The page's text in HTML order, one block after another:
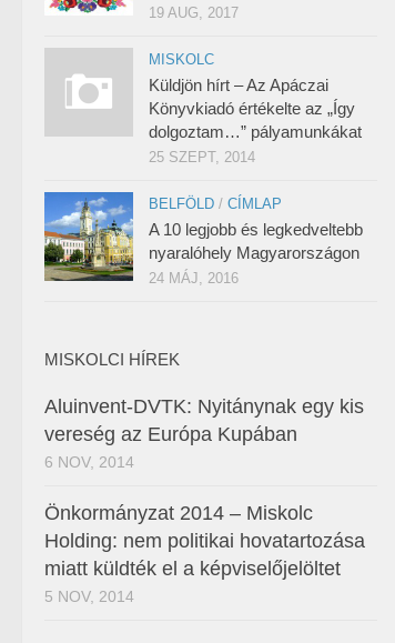
19 AUG, 2017
MISKOLC
Küldjön hírt – Az Apáczai
Könyvkiadó értékelte az „Így
dolgoztam…” pályamunkákat
25 SZEPT, 2014
BELFÖLD / CÍMLAP
A 10 legjobb és legkedveltebb
nyaralóhely Magyarországon
24 MÁJ, 2016
MISKOLCI HÍREK
Aluinvent-DVTK: Nyitánynak egy kis
vereség az Európa Kupában
6 NOV, 2014
Önkormányzat 2014 – Miskolc
Holding: nem politikai hovatartozása
miatt küldték el a képviselőjelöltet
5 NOV, 2014